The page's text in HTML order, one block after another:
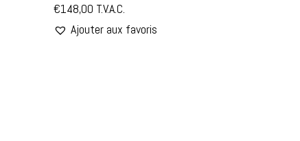
€148,00 T.V.A.C.
Ajouter aux favoris